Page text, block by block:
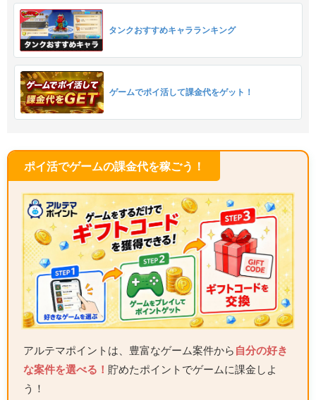
タンクおすすめキャラランキング
ゲームでポイ活して課金代をゲット！
ポイ活でゲームの課金代を稼ごう！
アルテマポイントは、豊富なゲーム案件から 自分の好き
な案件を選べる！ 貯めたポイントでゲームに課金しよ
う！